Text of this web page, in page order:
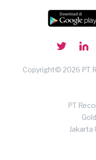
Copyright© 2026 PT
PT
Jakarta